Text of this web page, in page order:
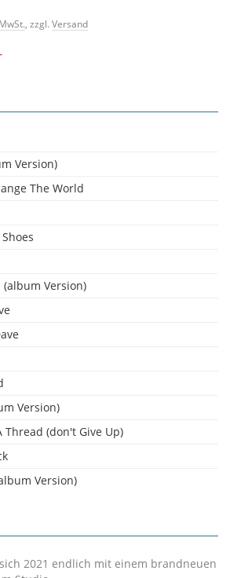
, zzgl. Versand
Version)
The World
(album Version)
Version)
Thread (don't Give Up)
Version)
2021 endlich mit einem brandneuen